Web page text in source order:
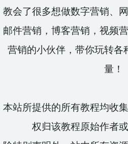
教会了很多想做数字营销、
邮件营销，博客营销，视频
营销的小伙伴，带你玩转各
量！
本站所提供的所有教程均收
权归该教程原始作者